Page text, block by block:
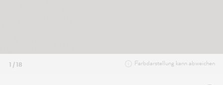
1 / 18 Farbdarstellung kann abweichen